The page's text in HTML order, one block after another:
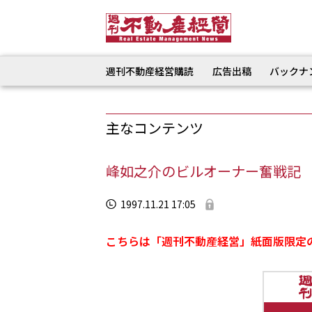
週刊不動産経営購読 広告出稿 バック
主なコンテンツ
峰如之介のビルオーナー奮戦記
1997.11.21 17:05
こちらは「週刊不動産経営」紙面版限定